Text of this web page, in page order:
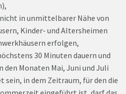
in unmittelbarer Nähe von
Kinder- und Altersheimen
erfolgen,
30 Minuten dauern und
den Monaten Mai, Juni und Juli
sein, in dem Zeitraum, für den die